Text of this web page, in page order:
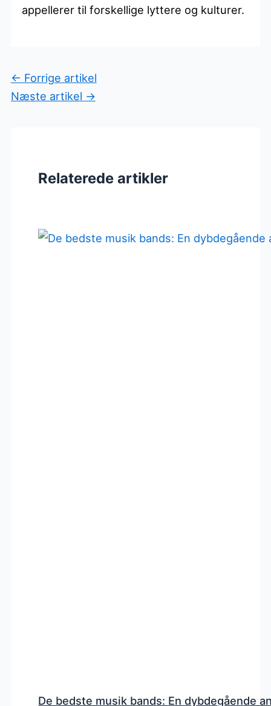
appellerer til forskellige lyttere og kulturer.
← Forrige artikel
Næste artikel →
Relaterede artikler
De bedste musik bands: En dybdegående